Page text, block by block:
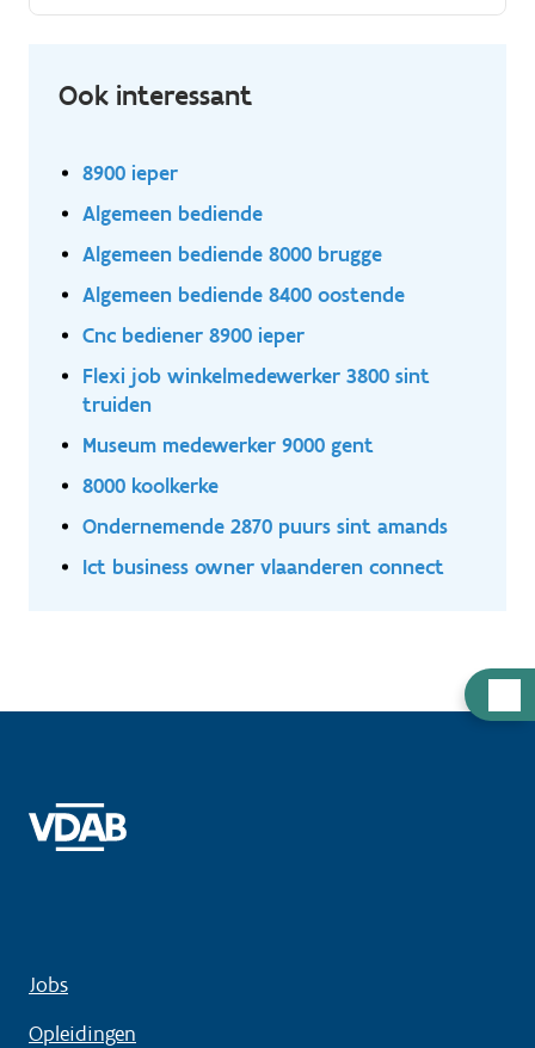
Meewerken aan HR-projecten en verbeterinitiatieven
rond processen, rapportering en payroll-data
zorgen voor een duidelijke communicatie hierover
doorgeven van hun meterstand.
Ook interessant
8900 ieper
Algemeen bediende
Algemeen bediende 8000 brugge
Algemeen bediende 8400 oostende
Cnc bediener 8900 ieper
Flexi job winkelmedewerker 3800 sint
truiden
Museum medewerker 9000 gent
8000 koolkerke
Ondernemende 2870 puurs sint amands
Ict business owner vlaanderen connect
Jobs
Opleidingen